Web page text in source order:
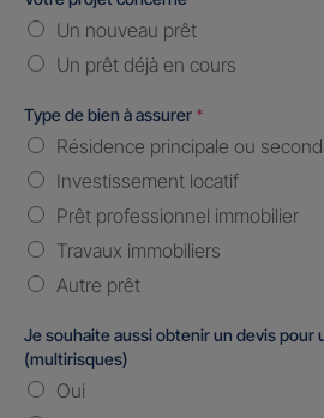
Un nouveau prêt
Un prêt déjà en cours
Type de bien à assurer *
Résidence principale ou
Investissement locatif
Prêt professionnel immobilier
Travaux immobiliers
Autre prêt
Je souhaite aussi obtenir un devis pour
(multirisques)
Oui